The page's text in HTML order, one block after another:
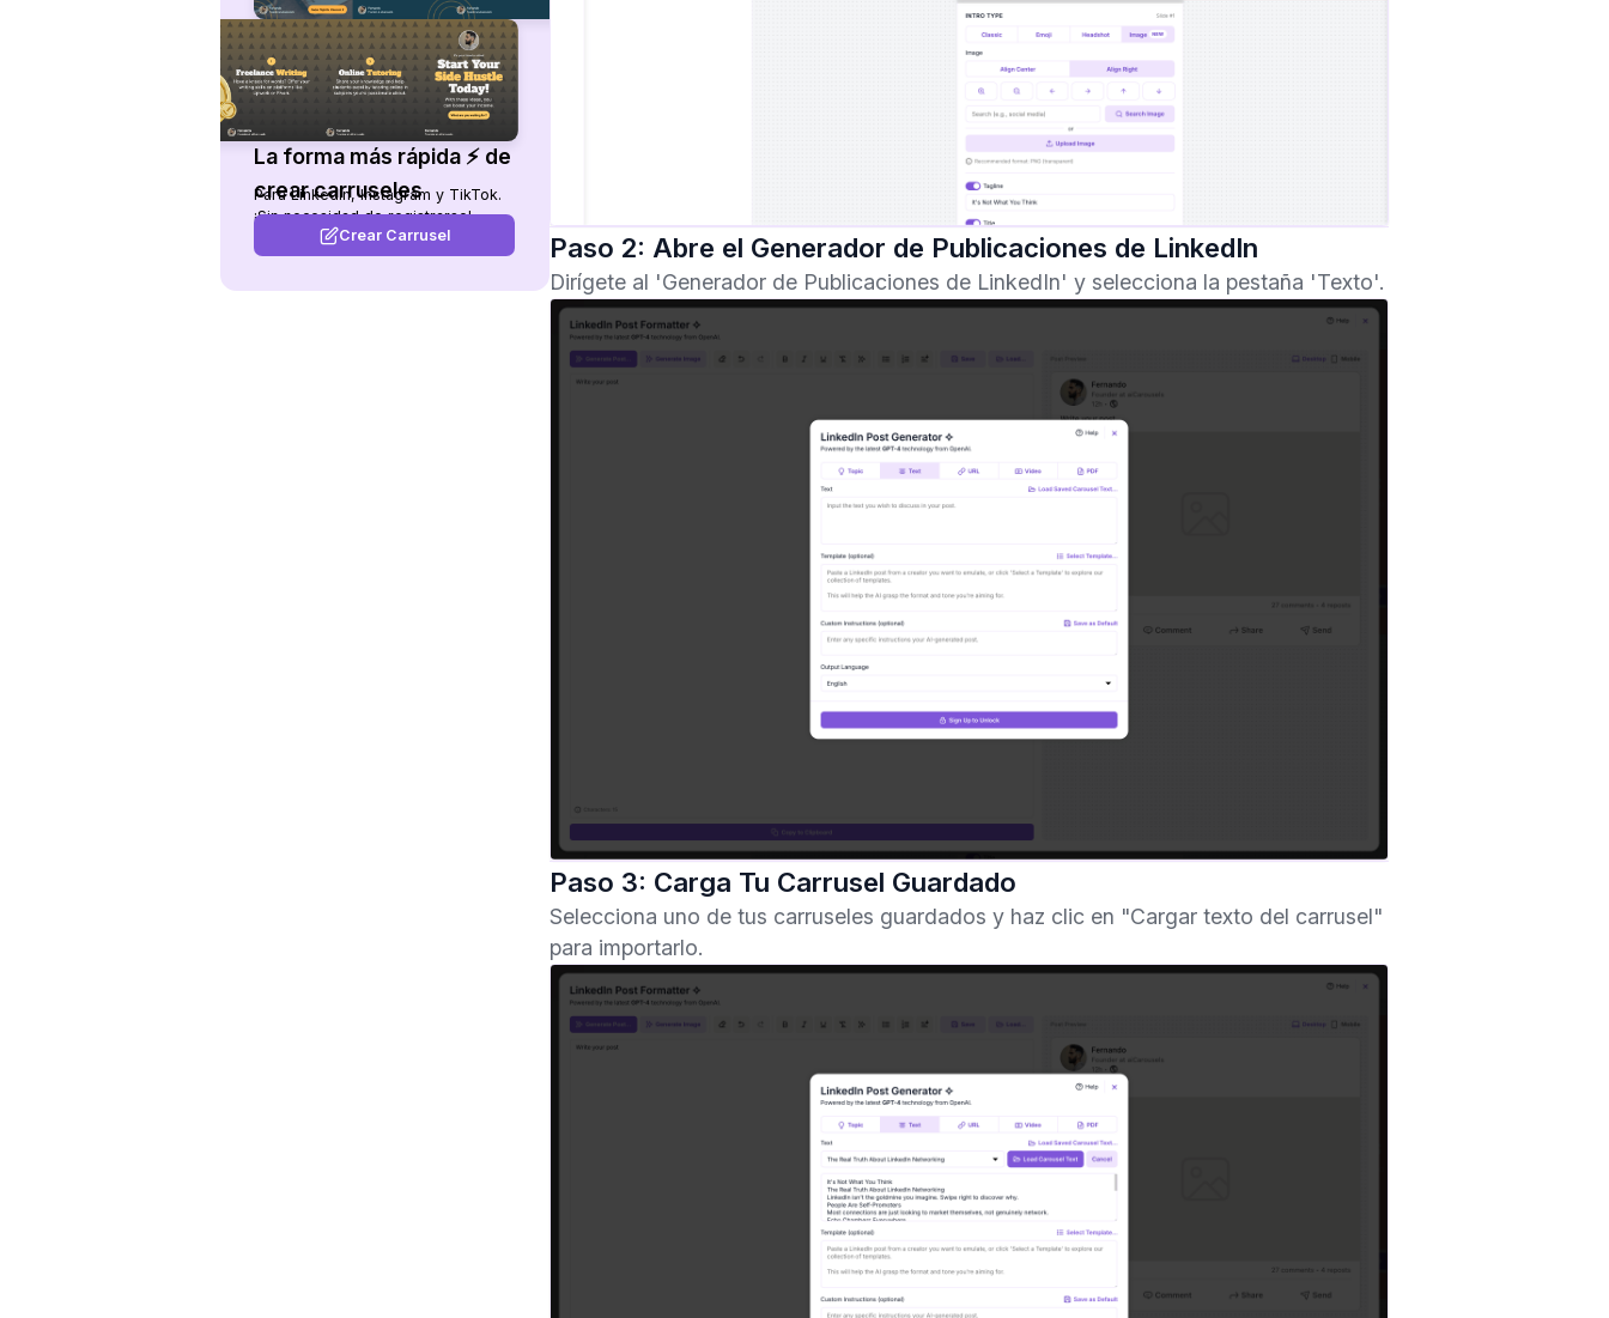
La forma más rápida ⚡ de
crear carruseles
Para LinkedIn, Instagram y TikTok.
¡Sin necesidad de registrarse!
Crear Carrusel
Paso 2: Abre el Generador de Publicaciones de LinkedIn
Dirígete al 'Generador de Publicaciones de LinkedIn' y selecciona la pestaña 'Texto'.
Paso 3: Carga Tu Carrusel Guardado
Selecciona uno de tus carruseles guardados y haz clic en "Cargar texto del carrusel"
para importarlo.